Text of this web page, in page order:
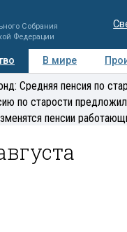
Собрания
Федерации
В мире
Регионы
Средняя пенсия по
по старости
пенсии